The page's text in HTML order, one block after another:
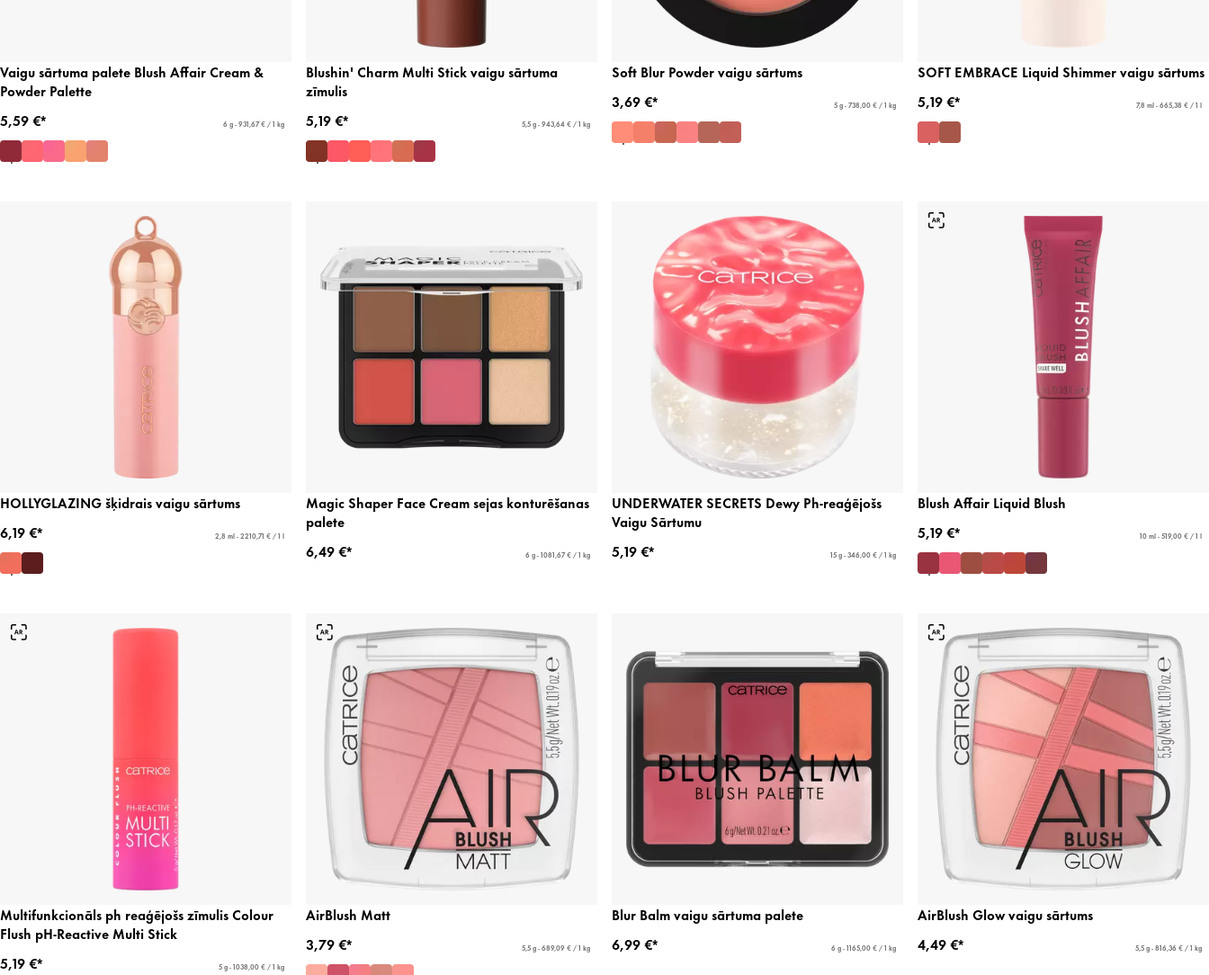
Vaigu sārtuma palete Blush Affair Cream &
Powder Palette
5,59 €*
6 g - 931,67 € / 1 kg
Blushin' Charm Multi Stick vaigu sārtuma
zīmulis
5,19 €*
5,5 g - 943,64 € / 1 kg
Soft Blur Powder vaigu sārtums
3,69 €*
5 g - 738,00 € / 1 kg
SOFT EMBRACE Liquid Shimmer vaigu sārtums
5,19 €*
7,8 ml - 665,38 € / 1 l
HOLLYGLAZING šķidrais vaigu sārtums
6,19 €*
2,8 ml - 2210,71 € / 1 l
Magic Shaper Face Cream sejas konturēšanas
palete
6,49 €*
6 g - 1081,67 € / 1 kg
UNDERWATER SECRETS Dewy Ph-reaģējošs
Vaigu Sārtumu
5,19 €*
15 g - 346,00 € / 1 kg
Blush Affair Liquid Blush
5,19 €*
10 ml - 519,00 € / 1 l
Multifunkcionāls ph reaģējošs zīmulis Colour
Flush pH-Reactive Multi Stick
5,19 €*
5 g - 1038,00 € / 1 kg
AirBlush Matt
3,79 €*
5,5 g - 689,09 € / 1 kg
Blur Balm vaigu sārtuma palete
6,99 €*
6 g - 1165,00 € / 1 kg
AirBlush Glow vaigu sārtums
4,49 €*
5,5 g - 816,36 € / 1 kg